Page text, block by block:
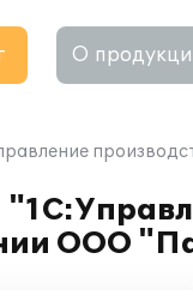
О
ООО